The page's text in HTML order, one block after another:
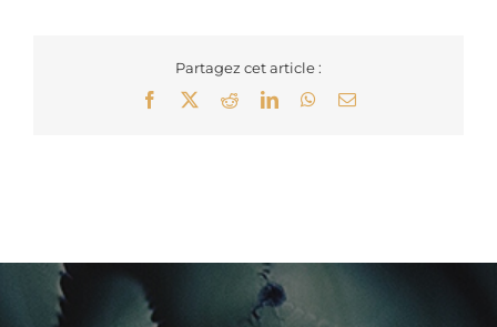
Partagez cet article :
Facebook
RedditLinkedInWhatsApp
Email